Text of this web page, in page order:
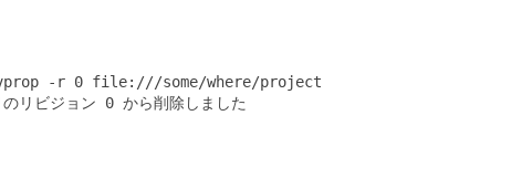
-r 0 file:///some/where/project